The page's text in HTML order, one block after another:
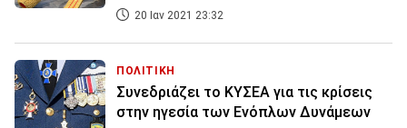
20 Ιαν 2021 23:32
ΠΟΛΙΤΙΚΗ
Συνεδριάζει το ΚΥΣΕΑ για τις κρίσεις
στην ηγεσία των Ενόπλων Δυνάμεων